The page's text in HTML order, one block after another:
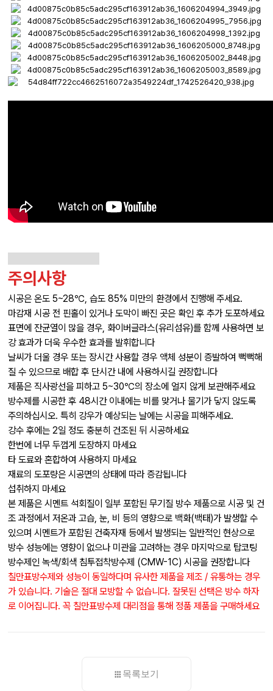
주의사항
시공은 온도 5~28℃, 습도 85% 미만의 환경에서 진행해 주세요.
마감재 시공 전 핀홀이 있거나 도막이 빠진 곳은 확인 후 추가 도포하세요
표면에 잔균열이 많을 경우, 화이버글라스(유리섬유)를 함께 사용하면 보
강 효과가 더욱 우수한 효과를 발휘합니다
날씨가 더울 경우 또는 장시간 사용할 경우 액체 성분이 증발하여 뻑뻑해
질 수 있으므로 배합 후 단시간 내에 사용하시길 권장합니다
제품은 직사광선을 피하고 5~30℃의 장소에 얼지 않게 보관해주세요
방수제를 시공한 후 48시간 이내에는 비를 맞거나 물기가 닿지 않도록
주의하십시오. 특히 강우가 예상되는 날에는 시공을 피해주세요.
강수 후에는 2일 정도 충분히 건조된 뒤 시공하세요
한번에 너무 두껍게 도장하지 마세요
타 도료와 혼합하여 사용하지 마세요
재료의 도포량은 시공면의 상태에 따라 증감됩니다
섭취하지 마세요
본 제품은 시멘트 석회질이 일부 포함된 무기질 방수 제품으로 시공 및 건
조 과정에서 저온과 고습, 눈, 비 등의 영향으로 백화(백태)가 발생할 수
있으며 시멘트가 포함된 건축자재 등에서 발생되는 일반적인 현상으로
방수 성능에는 영향이 없으나 미관을 고려하는 경우 마지막으로 탑코팅
방수제인 녹색/회색 침투접착방수제 (CMW-1C) 시공을 권장합니다
칠만표방수제와 성능이 동일하다며 유사한 제품을 제조 / 유통하는 경우
가 있습니다. 기술은 절대 모방할 수 없습니다. 잘못된 선택은 방수 하자
로 이어집니다. 꼭 칠만표방수제 대리점을 통해 정품 제품을 구매하세요
목록보기